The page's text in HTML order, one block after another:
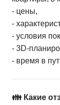
- цены,
-
- условия
- 3D-
- время в
👪 Какие